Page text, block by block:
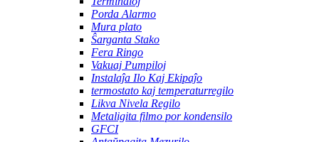
Porda Alarmo
Mura plato
Ŝarganta Stako
Fera Ringo
Vakuaj Pumpiloj
Instalaĵa Ilo Kaj Ekipaĵo
termostato kaj temperaturregilo
Likva Nivela Regilo
Metaligita filmo por kondensilo
GFCI